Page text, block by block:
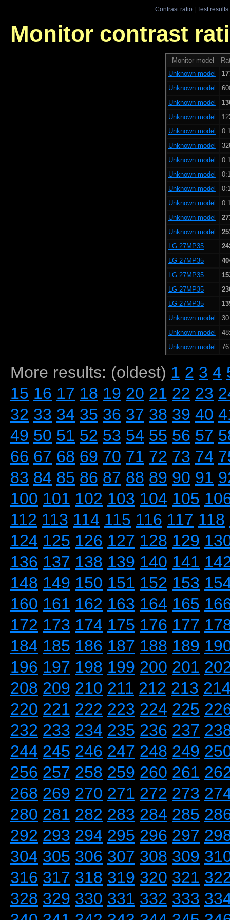
Contrast ratio| Test results
Monitor contrast
Monitor model
Unknown model
Unknown model
Unknown model
Unknown model
Unknown model
Unknown model
Unknown model
Unknown model
Unknown model
Unknown model
Unknown model
Unknown model
LG 27MP35
LG 27MP35
LG 27MP35
LG 27MP35
LG 27MP35
Unknown model
Unknown model
Unknown model
More results: (oldest) 1 2 3 4
15 16 17 18 19 20 21 22 23
32 33 34 35 36 37 38 39 40
49 50 51 52 53 54 55 56 57
66 67 68 69 70 71 72 73 74
83 84 85 86 87 88 89 90 91
100 101 102 103 104 105
112 113 114 115 116 117 118
124 125 126 127 128 129
136 137 138 139 140 141
148 149 150 151 152 153
160 161 162 163 164 165
172 173 174 175 176 177
184 185 186 187 188 189
196 197 198 199 200 201
208 209 210 211 212 213
220 221 222 223 224 225
232 233 234 235 236 237
244 245 246 247 248 249
256 257 258 259 260 261
268 269 270 271 272 273
280 281 282 283 284 285
292 293 294 295 296 297
304 305 306 307 308 309
316 317 318 319 320 321
328 329 330 331 332 333